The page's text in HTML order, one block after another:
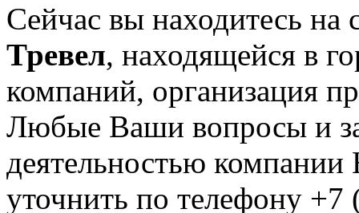
Сейчас вы находитесь на
Тревел, находящейся в
компаний, организация
Любые Ваши вопросы и
деятельностью
уточнить по телефону